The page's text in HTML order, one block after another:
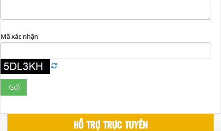
Mã xác nhận
Gửi
HỖ TRỢ TRỰC TUYẾN